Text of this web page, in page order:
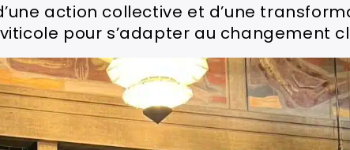
action collective et d’une
pour s’adapter au changement